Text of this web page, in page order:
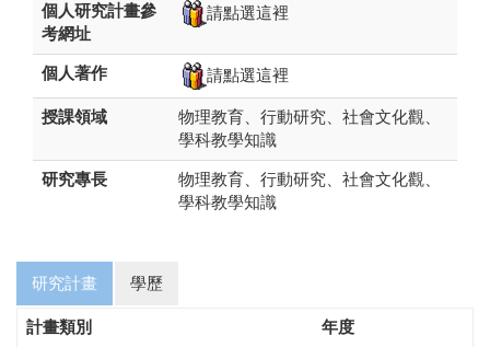
個人研究計畫參
考網址
請點選這裡
個人著作 請點選這裡
授課領域
物理教育、行動研究、社會文化觀、
學科教學知識
研究專長
物理教育、行動研究、社會文化觀、
學科教學知識
研究計畫 學歷
計畫類別 年度